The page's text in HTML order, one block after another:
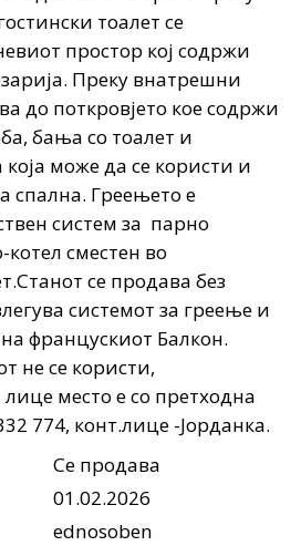
тоалет се
простор кој содржи
Преку внатрешни
до поткровјето кое содржи
бања со тоалет и
која може да се користи и
спална. Греењето е
систем за парно
сместен во
се продава без
системот за греење и
францускиот Балкон.
не се користи,
место е со претходна
774, конт.лице -Јорданка.
Се продава
01.02.2026
ednosoben